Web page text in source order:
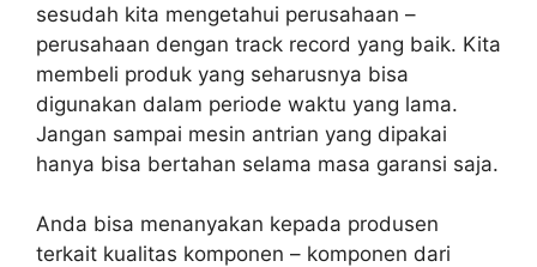
sesudah kita mengetahui perusahaan –
perusahaan dengan track record yang baik. Kita
membeli produk yang seharusnya bisa
digunakan dalam periode waktu yang lama.
Jangan sampai mesin antrian yang dipakai
hanya bisa bertahan selama masa garansi saja.
Anda bisa menanyakan kepada produsen
terkait kualitas komponen – komponen dari